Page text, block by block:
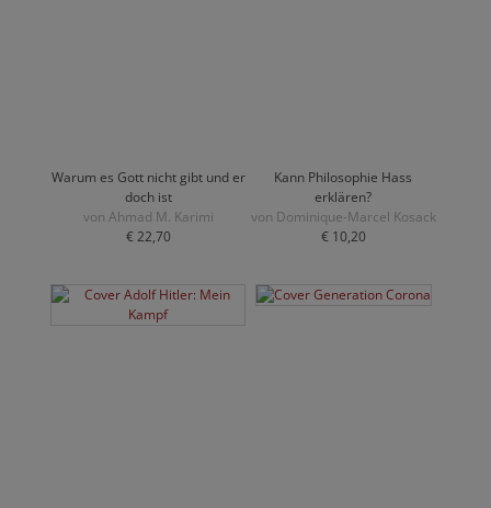
Warum es Gott nicht gibt und er
doch ist
von Ahmad M. Karimi
€ 22,70
Kann Philosophie Hass
erklären?
von Dominique-Marcel Kosack
€ 10,20